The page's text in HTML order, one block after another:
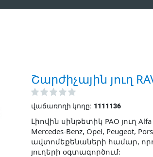
Շարժիչային յուղ
վաճառողի կոդը: 1111136
Լիովին սինթետիկ PAO յուղ Alfa
Mercedes-Benz, Opel, Peugeot,
ավտոմեքենաների համար,
յուղերի օգտագործում: